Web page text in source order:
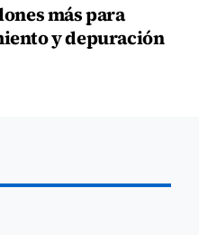
más para
y depuración